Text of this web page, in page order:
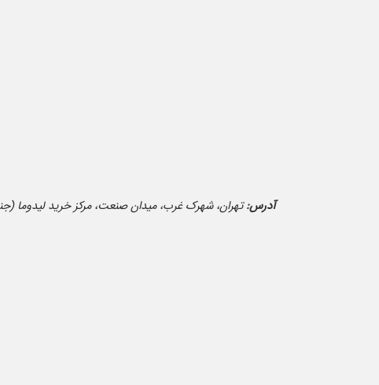
آدرس:تهران، شهرک غرب، میدان صنعت، مرکز خرید لیدوما (جنب